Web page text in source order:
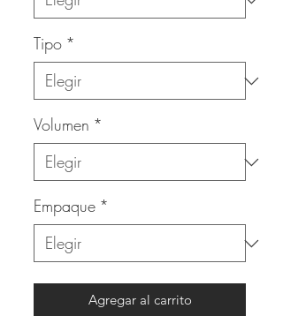
Tipo *
Volumen *
Empaque *
Agregar al carrito